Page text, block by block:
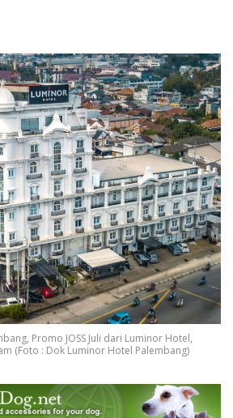
Promo JOSS Juli dari Luminor Hotel,
(Foto : Dok Luminor Hotel Palembang)